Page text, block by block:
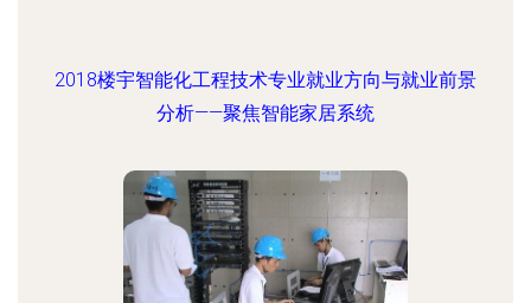
2018楼宇智能化工程技术专业就业方向与就业前景
分析——聚焦智能家居系统